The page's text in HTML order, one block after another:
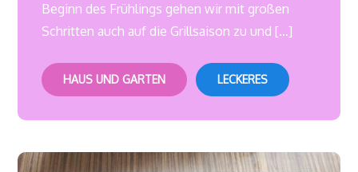
Beginn des Frühlings gehen wir mit großen
Schritten auch auf die Grillsaison zu und […]
HAUS UND GARTEN LECKERES